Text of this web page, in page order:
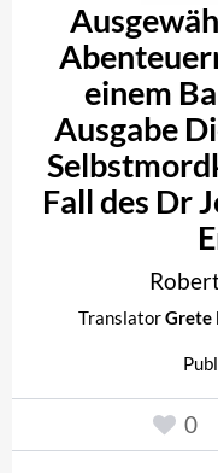
einem
Ausgabe
Fall des Dr
TranslatorGrete
0